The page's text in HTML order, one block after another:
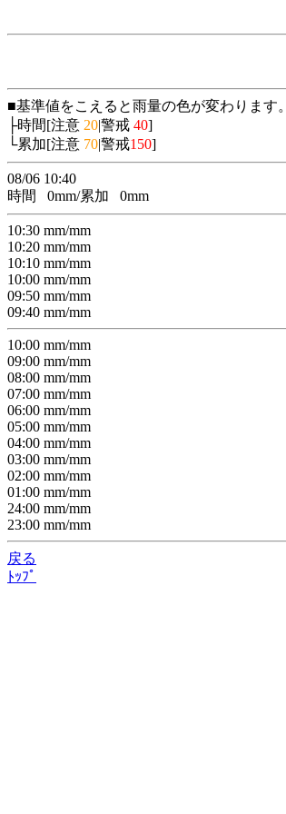
■基準値をこえると雨量の色が変わります。
├時間[注意 20|警戒 40]
└累加[注意 70|警戒150]
08/06 10:40
時間
0mm/累加 0mm
10:30 mm/mm
10:20 mm/mm
10:10 mm/mm
10:00 mm/mm
09:50 mm/mm
09:40 mm/mm
10:00 mm/mm
09:00 mm/mm
08:00 mm/mm
07:00 mm/mm
06:00 mm/mm
05:00 mm/mm
04:00 mm/mm
03:00 mm/mm
02:00 mm/mm
01:00 mm/mm
24:00 mm/mm
23:00 mm/mm
戻る
ﾄｯﾌﾟ